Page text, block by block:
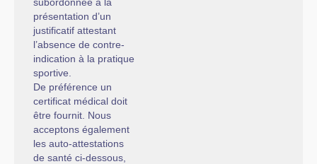
présentation d’un
justificatif attestant
l’absence de contre-
indication à la pratique
sportive.
De préférence un
certificat médical doit
être fournit. Nous
acceptons également
les auto-attestations
de santé ci-dessous,